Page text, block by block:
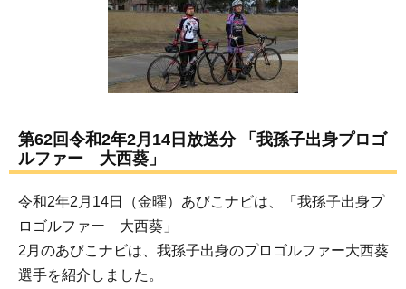
第62回令和2年2月14日放送分 「我孫子出身プロゴ
ルファー 大西葵」
令和2年2月14日（金曜）あびこナビは、「我孫子出身プ
ロゴルファー 大西葵」
2月のあびこナビは、我孫子出身のプロゴルファー大西葵
選手を紹介しました。